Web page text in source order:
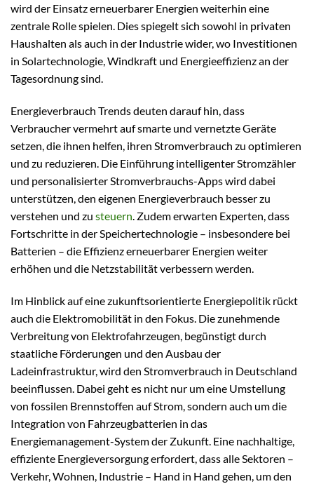
wird der Einsatz erneuerbarer Energien weiterhin eine
zentrale Rolle spielen. Dies spiegelt sich sowohl in privaten
Haushalten als auch in der Industrie wider, wo Investitionen
in Solartechnologie, Windkraft und Energieeffizienz an der
Tagesordnung sind.
Energieverbrauch Trends deuten darauf hin, dass
Verbraucher vermehrt auf smarte und vernetzte Geräte
setzen, die ihnen helfen, ihren Stromverbrauch zu optimieren
und zu reduzieren. Die Einführung intelligenter Stromzähler
und personalisierter Stromverbrauchs-Apps wird dabei
unterstützen, den eigenen Energieverbrauch besser zu
verstehen und zu steuern . Zudem erwarten Experten, dass
Fortschritte in der Speichertechnologie – insbesondere bei
Batterien – die Effizienz erneuerbarer Energien weiter
erhöhen und die Netzstabilität verbessern werden.
Im Hinblick auf eine zukunftsorientierte Energiepolitik rückt
auch die Elektromobilität in den Fokus. Die zunehmende
Verbreitung von Elektrofahrzeugen, begünstigt durch
staatliche Förderungen und den Ausbau der
Ladeinfrastruktur, wird den Stromverbrauch in Deutschland
beeinflussen. Dabei geht es nicht nur um eine Umstellung
von fossilen Brennstoffen auf Strom, sondern auch um die
Integration von Fahrzeugbatterien in das
Energiemanagement-System der Zukunft. Eine nachhaltige,
effiziente Energieversorgung erfordert, dass alle Sektoren –
Verkehr, Wohnen, Industrie – Hand in Hand gehen, um den